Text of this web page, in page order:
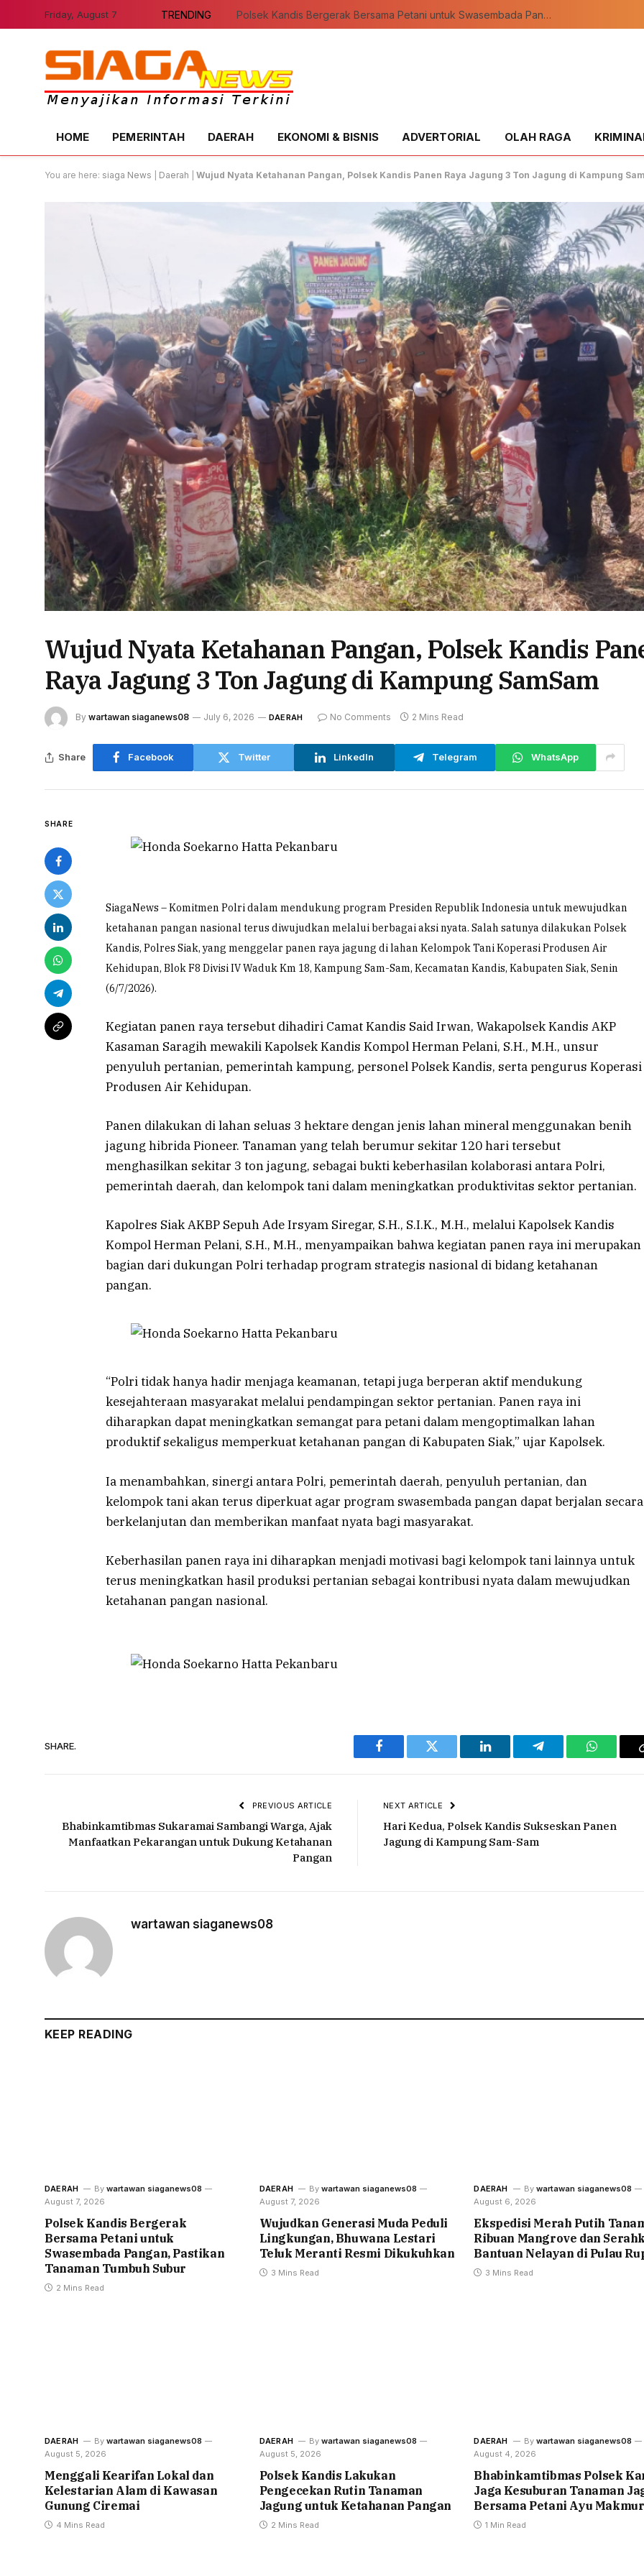
Friday, August 7 TRENDING Polsek Kandis Bergerak Bersama Petani untuk Swasembada Pangan, Pastikan Tanaman Tumbuh Subur
HOME PEMERINTAH DAERAH EKONOMI & BISNIS ADVERTORIAL OLAH RAGA
You are here: siaga News Daerah Wujud Nyata Ketahanan Pangan, Polsek Kandis Panen Raya Jagung 3 Ton Jagung di Kampung
Wujud Nyata Ketahanan Pangan, Polsek Kandis
Raya Jagung 3 Ton Jagung di Kampung SamSam
By wartawan siaganews08 July 6, 2026 DAERAH No Comments 2 Mins Read
Share Facebook Twitter LinkedIn Telegram WhatsApp
SHARE
SiagaNews – Komitmen Polri dalam mendukung program Presiden Republik Indonesia untuk mewujudkan
ketahanan pangan nasional terus diwujudkan melalui berbagai aksi nyata. Salah satunya dilakukan Polsek
Kandis, Polres Siak, yang menggelar panen raya jagung di lahan Kelompok Tani Koperasi Produsen Air
Kehidupan, Blok F8 Divisi IV Waduk Km 18, Kampung Sam-Sam, Kecamatan Kandis, Kabupaten Siak, Senin
(6/7/2026).
Kegiatan panen raya tersebut dihadiri Camat Kandis Said Irwan, Wakapolsek Kandis AKP
Kasaman Saragih mewakili Kapolsek Kandis Kompol Herman Pelani, S.H., M.H., unsur
penyuluh pertanian, pemerintah kampung, personel Polsek Kandis, serta pengurus Koperasi
Produsen Air Kehidupan.
Panen dilakukan di lahan seluas 3 hektare dengan jenis lahan mineral menggunakan benih
jagung hibrida Pioneer. Tanaman yang telah berumur sekitar 120 hari tersebut
menghasilkan sekitar 3 ton jagung, sebagai bukti keberhasilan kolaborasi antara Polri,
pemerintah daerah, dan kelompok tani dalam meningkatkan produktivitas sektor pertanian.
Kapolres Siak AKBP Sepuh Ade Irsyam Siregar, S.H., S.I.K., M.H., melalui Kapolsek Kandis
Kompol Herman Pelani, S.H., M.H., menyampaikan bahwa kegiatan panen raya ini merupakan
bagian dari dukungan Polri terhadap program strategis nasional di bidang ketahanan
pangan.
“Polri tidak hanya hadir menjaga keamanan, tetapi juga berperan aktif mendukung
kesejahteraan masyarakat melalui pendampingan sektor pertanian. Panen raya ini
diharapkan dapat meningkatkan semangat para petani dalam mengoptimalkan lahan
produktif sekaligus memperkuat ketahanan pangan di Kabupaten Siak,” ujar Kapolsek.
Ia menambahkan, sinergi antara Polri, pemerintah daerah, penyuluh pertanian, dan
kelompok tani akan terus diperkuat agar program swasembada pangan dapat berjalan secara
berkelanjutan dan memberikan manfaat nyata bagi masyarakat.
Keberhasilan panen raya ini diharapkan menjadi motivasi bagi kelompok tani lainnya untuk
terus meningkatkan hasil produksi pertanian sebagai kontribusi nyata dalam mewujudkan
ketahanan pangan nasional.
SHARE.
Facebook Twitter LinkedIn Telegram
PREVIOUS ARTICLE
Bhabinkamtibmas Sukaramai Sambangi Warga, Ajak
Manfaatkan Pekarangan untuk Dukung Ketahanan
Pangan
NEXT ARTICLE
Hari Kedua, Polsek Kandis Sukseskan Panen
Jagung di Kampung Sam-Sam
wartawan siaganews08
KEEP READING
DAERAH By wartawan siaganews08
August 7, 2026
Polsek Kandis Bergerak
Bersama Petani untuk
Swasembada Pangan, Pastikan
Tanaman Tumbuh Subur
2 Mins Read
DAERAH By wartawan siaganews08
August 7, 2026
Wujudkan Generasi Muda Peduli
Lingkungan, Bhuwana Lestari
Teluk Meranti Resmi Dikukuhkan
3 Mins Read
DAERAH By wartawan siaganews08
August 6, 2026
Ekspedisi Merah Putih
Ribuan Mangrove dan
Bantuan Nelayan di Pulau
3 Mins Read
DAERAH By wartawan siaganews08
August 5, 2026
Menggali Kearifan Lokal dan
Kelestarian Alam di Kawasan
Gunung Ciremai
4 Mins Read
DAERAH By wartawan siaganews08
August 5, 2026
Polsek Kandis Lakukan
Pengecekan Rutin Tanaman
Jagung untuk Ketahanan Pangan
2 Mins Read
DAERAH By wartawan siaganews08
August 4, 2026
Bhabinkamtibmas Polsek
Jaga Kesuburan Tanaman
Bersama Petani Ayu Makmur
1 Min Read